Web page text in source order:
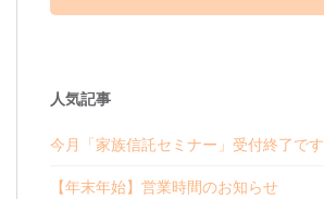
人気記事
今月「家族信託セミナー」受付終了です
【年末年始】営業時間のお知らせ